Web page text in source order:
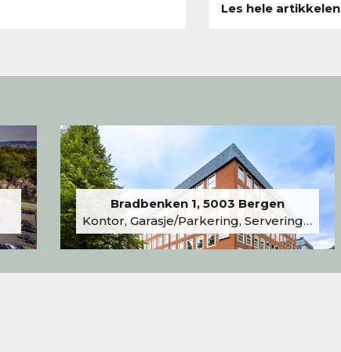
Les hele artikkelen
Bradbenken 1, 5003 Bergen
Kontor, Garasje/Parkering, Serveringslokale/Kantine, Undervisning/Arrangement